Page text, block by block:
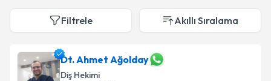
Filtrele Akıllı Sıralama
Dt. Ahmet Ağolday
Diş Hekimi